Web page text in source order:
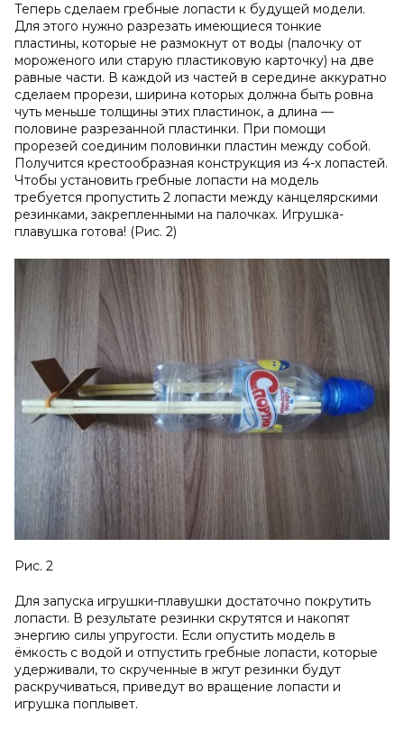
Теперь сделаем гребные лопасти к будущей модели.
Для этого нужно разрезать имеющиеся тонкие
пластины, которые не размокнут от воды (палочку от
мороженого или старую пластиковую карточку) на две
равные части. В каждой из частей в середине аккуратно
сделаем прорези, ширина которых должна быть ровна
чуть меньше толщины этих пластинок, а длина —
половине разрезанной пластинки. При помощи
прорезей соединим половинки пластин между собой.
Получится крестообразная конструкция из 4-х лопастей.
Чтобы установить гребные лопасти на модель
требуется пропустить 2 лопасти между канцелярскими
резинками, закрепленными на палочках. Игрушка-
плавушка готова! (Рис. 2)
Рис. 2
Для запуска игрушки-плавушки достаточно покрутить
лопасти. В результате резинки скрутятся и накопят
энергию силы упругости. Если опустить модель в
ёмкость с водой и отпустить гребные лопасти, которые
удерживали, то скрученные в жгут резинки будут
раскручиваться, приведут во вращение лопасти и
игрушка поплывет.